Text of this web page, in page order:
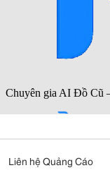
Liên hệ Quảng Cáo